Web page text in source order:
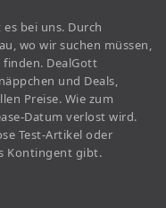
bei uns. Durch
wo wir suchen müssen,
finden. DealGott
und Deals,
Preise. Wie zum
Datum verlost wird.
Test-Artikel oder
Kontingent gibt.